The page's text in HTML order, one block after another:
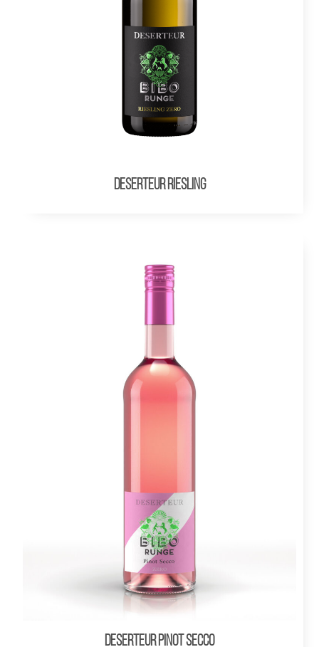
DESERTEUR Riesling
DESERTEUR Pinot Secco